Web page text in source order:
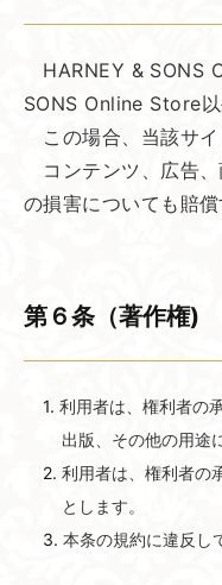
HARNEY & SONS
SONS Online Store以
この場合、当該サイ
コンテンツ、広告、
の損害についても賠償
第６条​（著作権)
利用者は、権利者の
出版、その他の用途
利用者は、権利者の
とします。
本条の規約に違反し